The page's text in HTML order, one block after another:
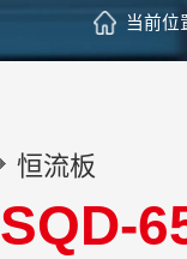
当前位
恒流板
SQD-